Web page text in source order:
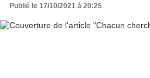
Publié le 17/10/2021 à 20:25